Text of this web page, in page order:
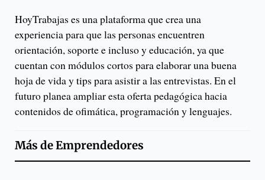
HoyTrabajas es una plataforma que crea una
experiencia para que las personas encuentren
orientación, soporte e incluso y educación, ya que
cuentan con módulos cortos para elaborar una buena
hoja de vida y tips para asistir a las entrevistas. En el
futuro planea ampliar esta oferta pedagógica hacia
contenidos de ofimática, programación y lenguajes.
Más deEmprendedores